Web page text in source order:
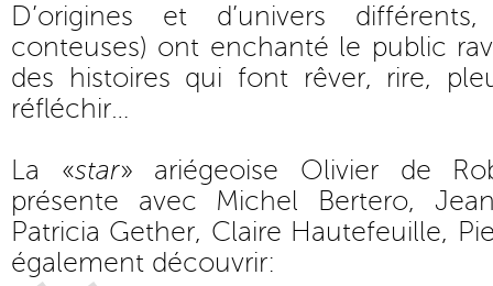
D’origines et d’univers
conteuses) ont enchanté le public
des histoires qui font rêver, rire,
réfléchir…
La «star» ariégeoise Olivier de
présente avec Michel Bertero,
Patricia Gether, Claire Hautefeuille,
également découvrir: